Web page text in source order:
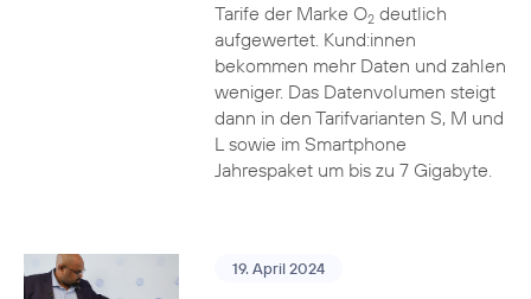
Tarife der Marke O2deutlich
aufgewertet. Kund:innen
bekommen mehr Daten und zahlen
weniger. Das Datenvolumen steigt
dann in den Tarifvarianten S, M und
L sowie im Smartphone
Jahrespaket um bis zu 7 Gigabyte.
19. April 2024